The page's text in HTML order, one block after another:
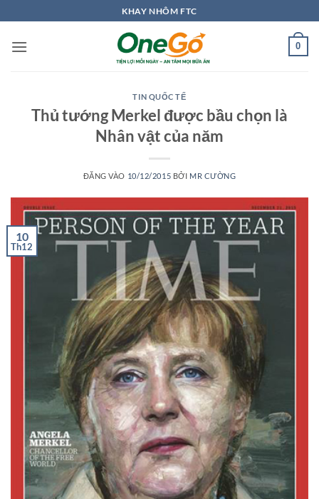
qua
nội
KHAY NHÔM FTC
0
TIN QUỐC TẾ
Thủ tướng Merkel được bầu chọn là
Nhân vật của năm
ĐĂNG VÀO 10/12/2015 BỞI MR CƯỜNG
10
Th12